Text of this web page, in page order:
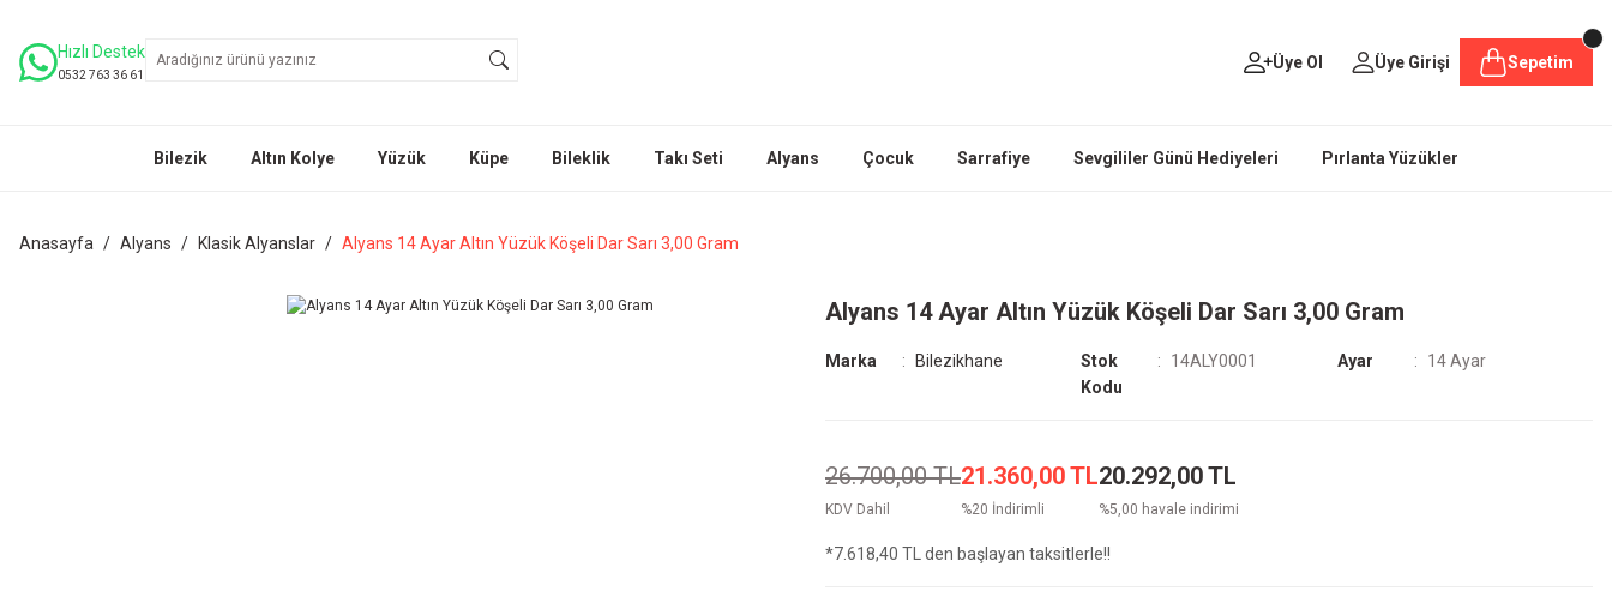
Hızlı Destek
0532 763 36 61
Üye Ol Üye Girişi Sepetim
Bilezik Altın Kolye Yüzük Küpe Bileklik Takı Seti Alyans Çocuk Sarrafiye Sevgililer Günü Hediyeleri Pırlanta Yüzükler
Anasayfa Alyans Klasik Alyanslar Alyans 14 Ayar Altın Yüzük Köşeli Dar Sarı 3,00 Gram
Alyans 14 Ayar Altın Yüzük Köşeli Dar Sarı 3,00 Gram
Marka Bilezikhane
Stok
Kodu
14ALY0001 Ayar 14 Ayar
26.700,00 TL
KDV Dahil
21.360,00 TL
%20 İndirimli
20.292,00 TL
%5,00 havale indirimi
*7.618,40 TL den başlayan taksitlerle!!